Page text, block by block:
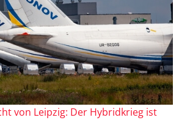
von Leipzig: Der Hybridkrieg ist